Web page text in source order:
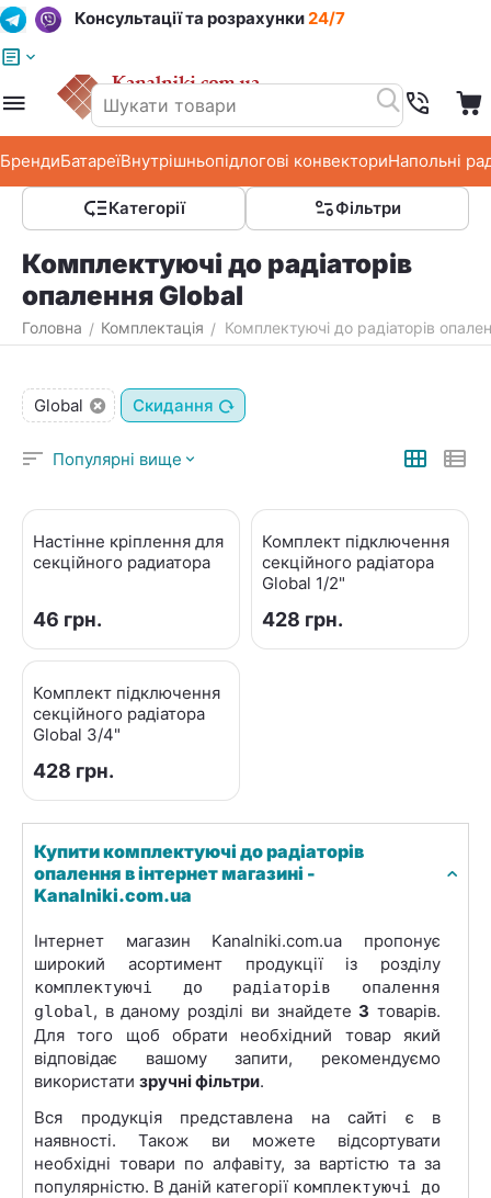
Консультації та розрахунки24/7
БрендиБатареїВнутрішньопідлогові конвекториНапольні
Категорії Фільтри
Комплектуючі до радіаторів
опалення Global
Головна / Комплектація / Комплектуючі до радіаторів
Купити комплектуючі до радіаторів
опалення в інтернет магазині -
Kanalniki.com.ua
Інтернет магазин Kanalniki.com.ua пропонує
широкий асортимент продукції із розділу
комплектуючі до радіаторів опалення
global, в даному розділі ви знайдете 3 товарів.
Для того щоб обрати необхідний товар який
відповідає вашому запити, рекомендуємо
використати зручні фільтри.
Вся продукція представлена на сайті є в
наявності. Також ви можете відсортувати
необхідні товари по алфавіту, за вартістю та за
популярністю. В даній категорії комплектуючі до
Global Скидання
Популярні вище
Настінне кріплення для
секційного радиатора
‍46‍ грн.
Комплект підключення
секційного радіатора
Global 1/2"
‍428‍ грн.
Комплект підключення
секційного радіатора
Global 3/4"
‍428‍ грн.